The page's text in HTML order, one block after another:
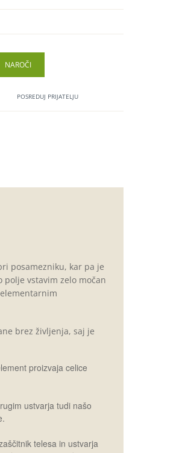
POSREDUJ PRIJATELJU
posamezniku, kar pa je
vstavim zelo močan
brez življenja, saj je
proizvaja celice
ustvarja tudi našo
telesa in ustvarja